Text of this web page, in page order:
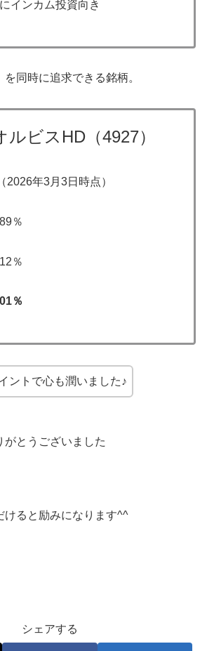
インカム投資向き
を同時に追求できる銘柄。
ビスHD（4927）
2026年3月3日時点）
％
％
％
ントで心も潤いました♪
がとうございました
けると励みになります^^
シェアする